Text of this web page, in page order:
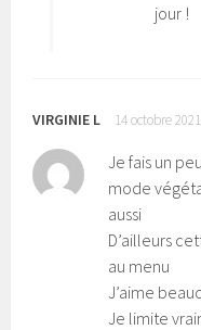
jour !
VIRGINIE L 14 octobre
Je fais un
mode
aussi
D’ailleurs
au menu
J’aime
Je limite